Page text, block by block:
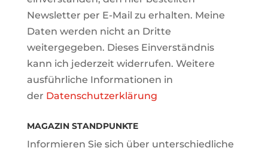
Newsletter per E-Mail zu erhalten. Meine
Daten werden nicht an Dritte
weitergegeben. Dieses Einverständnis
kann ich jederzeit widerrufen. Weitere
ausführliche Informationen in
der Datenschutzerklärung
MAGAZIN STANDPUNKTE
Informieren Sie sich über unterschiedliche